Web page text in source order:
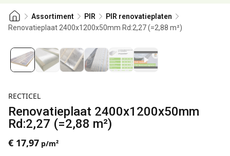
Assortiment PIR
PIR renovatieplaten
Renovatieplaat 2400x1200x50mm Rd:2,27 (=2,88 m²)
RECTICEL
Renovatieplaat 2400x1200x50mm
Rd:2,27 (=2,88 m²)
€ 17,97 p/m²